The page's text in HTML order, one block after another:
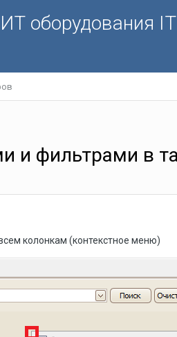
оборудования
и фильтрами в
колонкам (контекстное меню)